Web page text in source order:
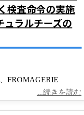
検査命令の実施
ュラルチーズの
FROMAGERIE
...続きを読む